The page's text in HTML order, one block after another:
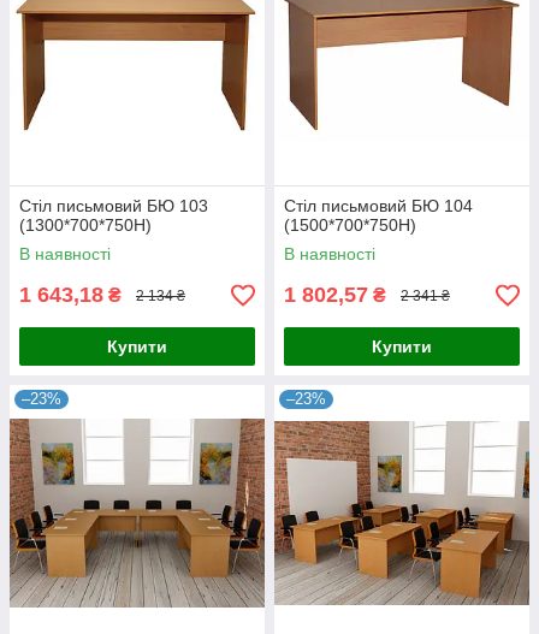
Стіл письмовий БЮ 103
(1300*700*750Н)
В наявності
1 643,18 ₴ 2 134 ₴
Купити
Стіл письмовий БЮ 104
(1500*700*750Н)
В наявності
1 802,57 ₴ 2 341 ₴
Купити
–23% –23%